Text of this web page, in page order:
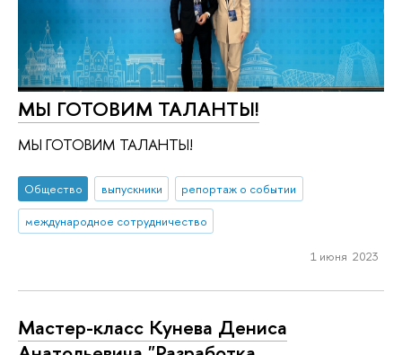
МЫ ГОТОВИМ ТАЛАНТЫ!
МЫ ГОТОВИМ ТАЛАНТЫ!
Общество выпускники
репортаж о событии
международное сотрудничество
1 июня 2023
Мастер-класс Кунева Дениса